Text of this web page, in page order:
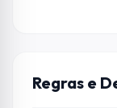
Regras e